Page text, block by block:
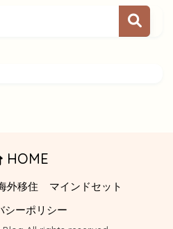
HOME
外移住 マインドセット
シーポリシー